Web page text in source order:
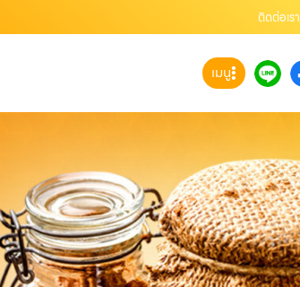
ติดต่อเรา
เมนู